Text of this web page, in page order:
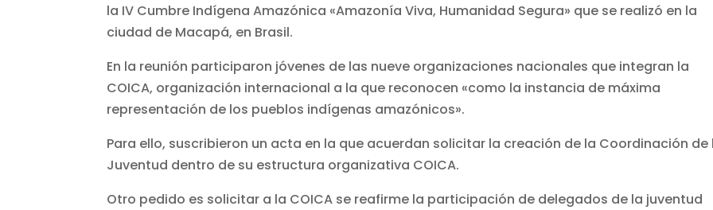
la IV Cumbre Indígena Amazónica «Amazonía Viva, Humanidad Segura» que se realizó en la
ciudad de Macapá, en Brasil.
En la reunión participaron jóvenes de las nueve organizaciones nacionales que integran la
COICA, organización internacional a la que reconocen «como la instancia de máxima
representación de los pueblos indígenas amazónicos».
Para ello, suscribieron un acta en la que acuerdan solicitar la creación de la Coordinación de
Juventud dentro de su estructura organizativa COICA.
Otro pedido es solicitar a la COICA se reafirme la participación de delegados de la juventud